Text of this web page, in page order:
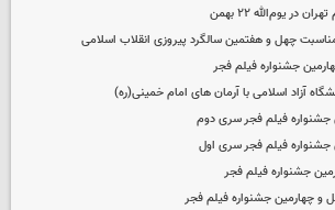
در یوم‌الله ۲۲ بهمن
مناسبت چهل‌ و هفتمین سالگرد پیروزی انقلاب اسلامی
جشنواره فیلم فجر
آزاد اسلامی با آرمان های امام خمینی(ره)
فیلم فجر سری دوم
فیلم فجر سری اول
جشنواره فیلم فجر
چهارمین جشنواره فیلم فجر